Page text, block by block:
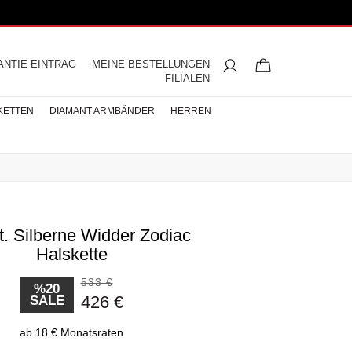
MEINE BESTELLUNGEN
EINTRAG
FILIALEN
Eheringe
Halbmemoire
Diamantringe
Perlen Ohrringe
Buchstaben Halskette
DIAMANT ARMBÄNDER HERREN
Herren Halsketten
Silberne Widder Zodiac
Halskette
%20
SALE
533 €
426 €
ab 18 € Monatsraten